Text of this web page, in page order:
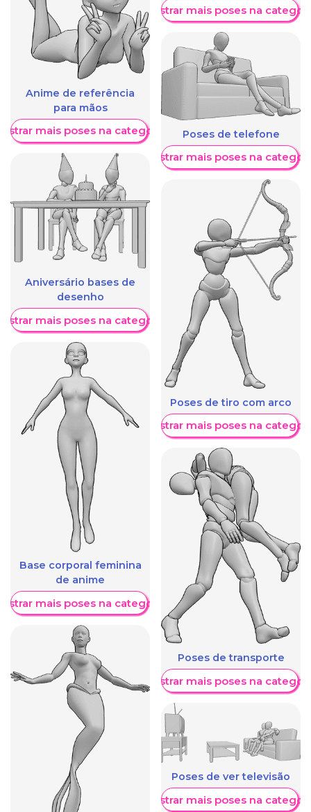
Anime de referência
para mãos
mais poses na categoria
Aniversário bases de
desenho
mais poses na categoria
Base corporal feminina
de anime
mais poses na categoria
Mostrar mais poses na
Poses de telefone
Mostrar mais poses na
Poses de tiro com arco
Mostrar mais poses na
Poses de transporte
Mostrar mais poses na
Poses de ver televisão
Mostrar mais poses na